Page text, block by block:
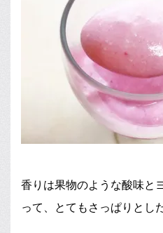
香りは果物のような酸味と
って、とてもさっぱりとし